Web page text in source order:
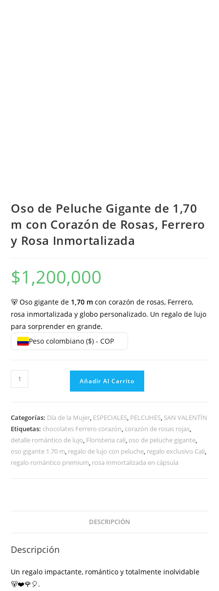
Oso de Peluche Gigante de 1,70
m con Corazón de Rosas, Ferrero
y Rosa Inmortalizada
$1,200,000
🐻 Oso gigante de 1,70 m con corazón de rosas, Ferrero,
rosa inmortalizada y globo personalizado. Un regalo de lujo
para sorprender en grande.
Peso colombiano ($) - COP
Añadir Al Carrito
Categorías: Día de la Mujer, ESPECIALES, PELCUHES, SAN VALENTÍN
Etiquetas: chocolates Ferrero corazón, corazón de rosas rojas,
detalle romántico de lujo, Floristeria cali, oso de peluche gigante,
oso gigante 1.70 m, regalo de lujo con peluche, regalo exclusivo Cali,
regalo romántico premium, rosa inmortalizada en cápsula
DESCRIPCIÓN
Descripción
Un regalo impactante, romántico y totalmente inolvidable
🐻❤️🌹🎈.